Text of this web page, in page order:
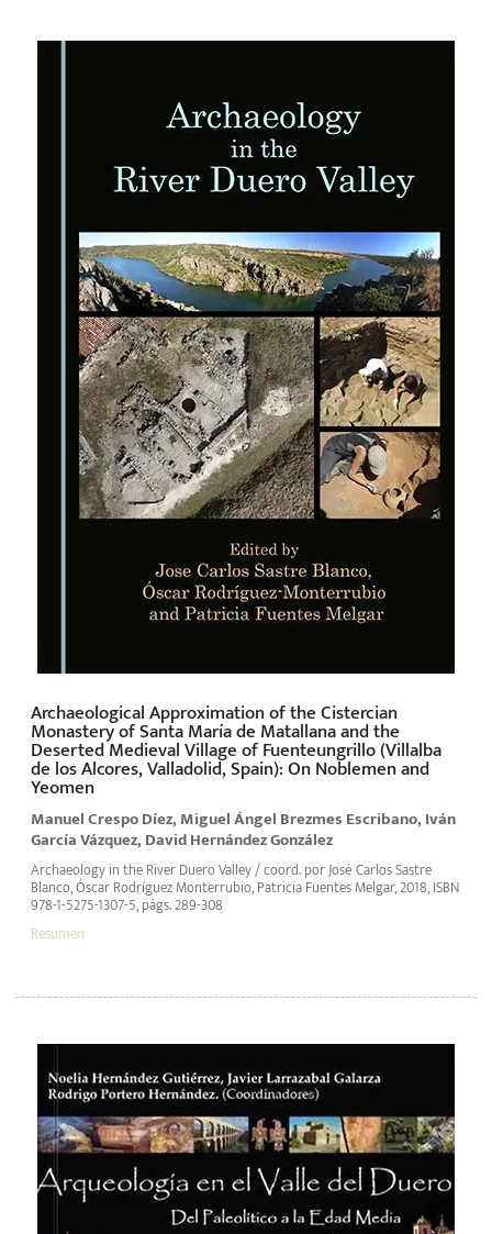
Archaeological Approximation of the Cistercian
Monastery of Santa María de Matallana and the
Deserted Medieval Village of Fuenteungrillo (Villalba
de los Alcores, Valladolid, Spain): On Noblemen and
Yeomen
Manuel Crespo Díez, Miguel Ángel Brezmes Escribano, Iván
García Vázquez, David Hernández González
Archaeology in the River Duero Valley / coord. por José Carlos Sastre
Blanco, Óscar Rodríguez Monterrubio, Patricia Fuentes Melgar, 2018, ISBN
978-1-5275-1307-5, págs. 289-308
Resumen